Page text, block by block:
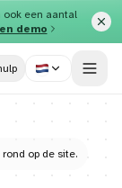
ook een aantal
demo
op de site.